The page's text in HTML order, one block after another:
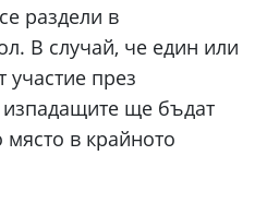
раздели в
В случай, че един или
участие през
ще бъдат
място в крайното